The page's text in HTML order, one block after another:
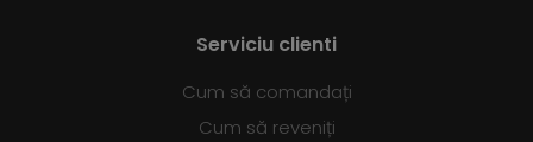
Serviciu clienti
Cum să comandați
Cum să reveniți